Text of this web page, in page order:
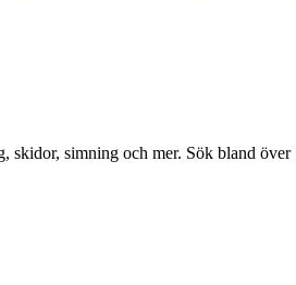
simning och mer. Sök bland